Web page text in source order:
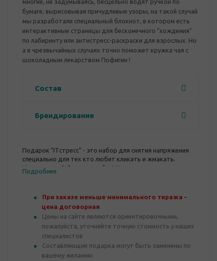
многие, не задумываясь, бесцельно водят ручкой по
бумаге, вырисовывая причудливые узоры, на такой случай
мы разработали специальный блокнот, в котором есть
интерактивные страницы для бесконечного "хождения"
по лабиринту или антистресс-раскраски для взрослых. Но
а в чрезвычайных случаях точно поможет кружка чая с
шоколадным лекарством Пофигин !
Состав
Брендирование
Подарок "ITстресс" - это набор для снятия напряжения
специально для тех кто любит кликать и жмакать.
Нервничаете? Держите кубик! И не просто держите, а
щелкайте, лопайте, двигайте, крутите, для всего этого на
шарики. При напряженных телефонных разговорах
бумаге, вырисовывая причудливые узоры, на такой случай
мы разработали специальный блокнот, в котором есть
интерактивные страницы для бесконечного "хождения"
по лабиринту или антистресс-раскраски для взрослых. Но
а в чрезвычайных случаях точно поможет кружка чая с
шоколадным лекарством Пофигин!
Подробнее
При заказе меньше минимального тиража -
цена договорная
Цены на сайте являются ориентировочными,
пожалуйста, уточняйте точную стоимость у наших
специалистов
Составляющие подарка могут быть заменены по
вашему желанию